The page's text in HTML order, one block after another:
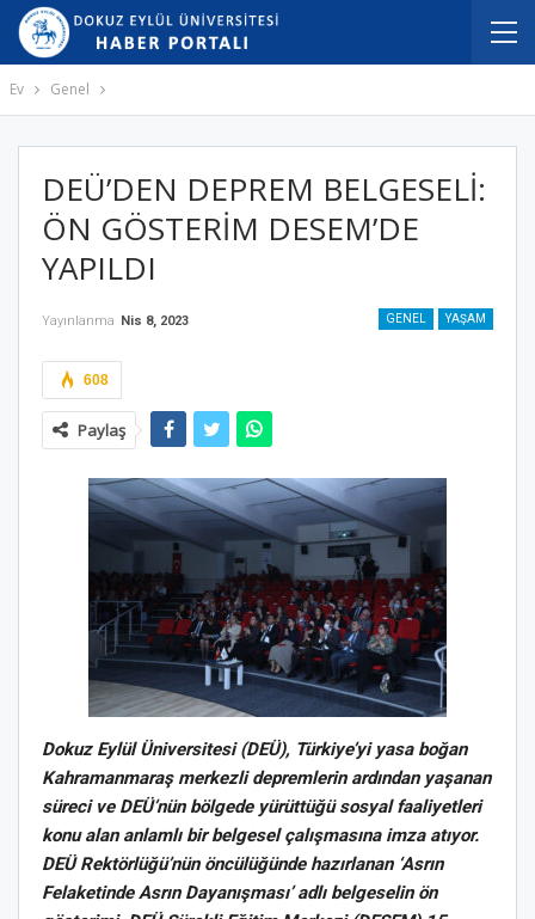
Ev Genel
DEÜ’DEN DEPREM BELGESELİ:
ÖN GÖSTERİM DESEM’DE
YAPILDI
GENEL YAŞAM
Yayınlanma Nis 8, 2023
608
Paylaş
Dokuz Eylül Üniversitesi (DEÜ), Türkiye’yi yasa boğan
Kahramanmaraş merkezli depremlerin ardından yaşanan
süreci ve DEÜ’nün bölgede yürüttüğü sosyal faaliyetleri
konu alan anlamlı bir belgesel çalışmasına imza atıyor.
DEÜ Rektörlüğü’nün öncülüğünde hazırlanan ‘Asrın
Felaketinde Asrın Dayanışması’ adlı belgeselin ön